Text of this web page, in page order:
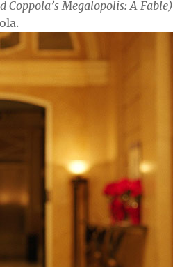
Coppola’s Megalopolis: A Fable)